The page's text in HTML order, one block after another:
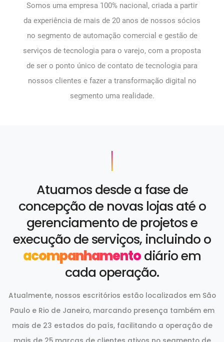
Somos uma empresa 100% nacional, criada a partir
da experiência de mais de 20 anos de nossos sócios
no segmento de automação comercial e gestão de
serviços de tecnologia para o varejo, com a proposta
de ser o ponto único de contato de tecnologia para
nossos clientes e fazer a transformação digital no
segmento uma realidade.
Atuamos desde a fase de
concepção de novas lojas até o
gerenciamento de projetos e
execução de serviços, incluindo o
acompanhamentodiário em
cada operação.
Atualmente, nossos escritórios estão localizados em São
Paulo e Rio de Janeiro, marcando presença também em
mais de 23 estados do país, facilitando a operação de